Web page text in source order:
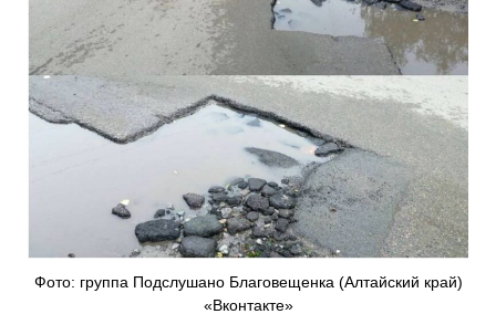
Фото: группа Подслушано Благовещенка (Алтайский край)
«Вконтакте»